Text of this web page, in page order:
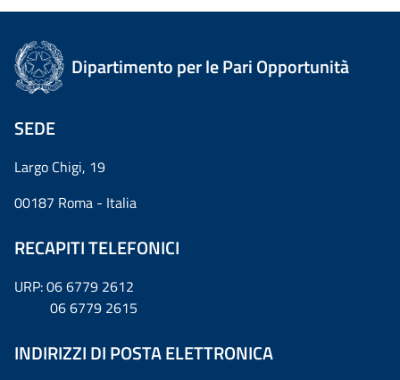
Dipartimento per le Pari Opportunità
SEDE
Largo Chigi, 19
00187 Roma - Italia
RECAPITI TELEFONICI
URP: 06 6779 2612
06 6779 2615
INDIRIZZI DI POSTA ELETTRONICA